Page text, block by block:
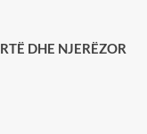
DHE NJERËZOR